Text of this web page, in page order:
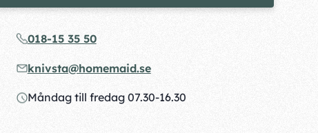
018-15 35 50
knivsta@homemaid.se
Måndag till fredag 07.30-16.30